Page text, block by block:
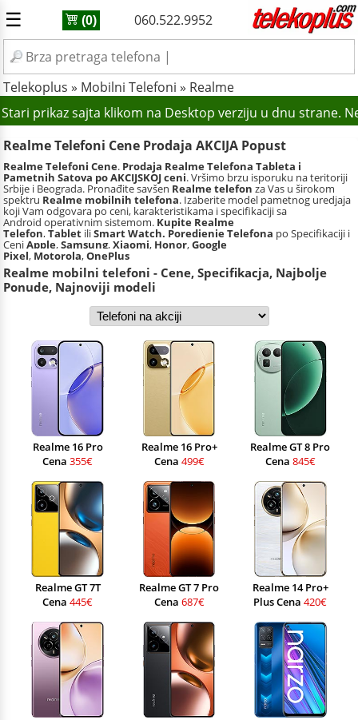
☰ (0) 060.522.9952
Telekoplus » Mobilni Telefoni » Realme
prikaz sajta klikom na Desktop verziju u dnu strane.
Realme Telefoni Cene Prodaja AKCIJA Popust
Realme Telefoni Cene. Prodaja Realme Telefona Tableta i
Pametnih Satova po AKCIJSKOJ ceni. Vršimo brzu isporuku na teritoriji
Srbije i Beograda. Pronađite savšen Realme telefon za Vas u širokom
spektru Realme mobilnih telefona. Izaberite model pametnog uredjaja
koji Vam odgovara po ceni, karakteristikama i specifikaciji sa
Android operativnim sistemom. Kupite Realme
Telefon,Tablet iliSmart Watch. Poredjenje Telefona po Specifikaciji i
CeniApple,Samsung,Xiaomi, Honor,Google
Pixel, Motorola,OnePlus
Realme mobilni telefoni - Cene, Specifikacja, Najbolje
Ponude, Najnoviji modeli
Realme 16 Pro
Cena 355€
Realme 16 Pro+
Cena 499€
Realme GT 8 Pro
Cena 845€
Realme GT 7T
Cena 445€
Realme GT 7 Pro
Cena 687€
Realme 14 Pro+
Plus Cena 420€